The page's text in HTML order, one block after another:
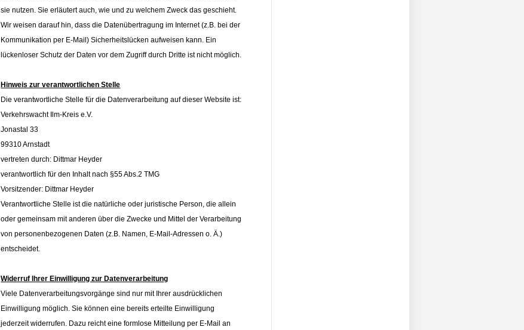
sie nutzen. Sie erläutert auch, wie und zu welchem Zweck das geschieht.
Wir weisen darauf hin, dass die Datenübertragung im Internet (z.B. bei der
Kommunikation per E-Mail) Sicherheitslücken aufweisen kann. Ein
lückenloser Schutz der Daten vor dem Zugriff durch Dritte ist nicht möglich.
Hinweis zur verantwortlichen Stelle
Die verantwortliche Stelle für die Datenverarbeitung auf dieser Website ist:
Verkehrswacht Ilm-Kreis e.V.
Jonastal 33
99310 Arnstadt
vertreten durch: Dittmar Heyder
verantwortlich für den Inhalt nach §55 Abs.2 TMG
Vorsitzender: Dittmar Heyder
Verantwortliche Stelle ist die natürliche oder juristische Person, die allein
oder gemeinsam mit anderen über die Zwecke und Mittel der Verarbeitung
von personenbezogenen Daten (z.B. Namen, E-Mail-Adressen o. Ä.)
entscheidet.
Widerruf Ihrer Einwilligung zur Datenverarbeitung
Viele Datenverarbeitungsvorgänge sind nur mit Ihrer ausdrücklichen
Einwilligung möglich. Sie können eine bereits erteilte Einwilligung
jederzeit widerrufen. Dazu reicht eine formlose Mitteilung per E-Mail an